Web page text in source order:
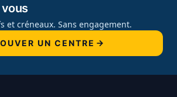
et créneaux. Sans engagement.
UN CENTRE